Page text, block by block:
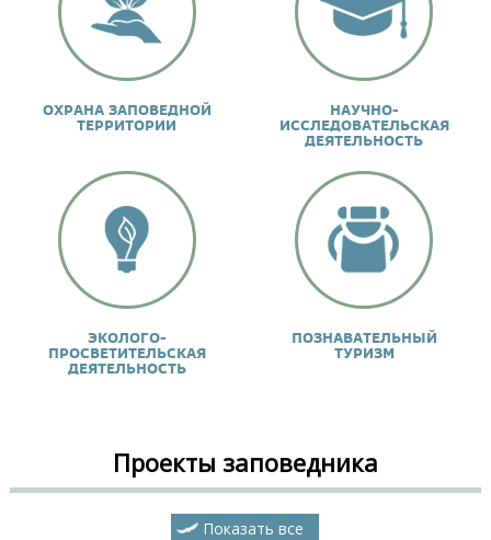
ОХРАНА ЗАПОВЕДНОЙ
ТЕРРИТОРИИ
НАУЧНО-
ИССЛЕДОВАТЕЛЬСКАЯ
ДЕЯТЕЛЬНОСТЬ
ЭКОЛОГО-
ПРОСВЕТИТЕЛЬСКАЯ
ДЕЯТЕЛЬНОСТЬ
ПОЗНАВАТЕЛЬНЫЙ
ТУРИЗМ
Проекты заповедника
Показать все